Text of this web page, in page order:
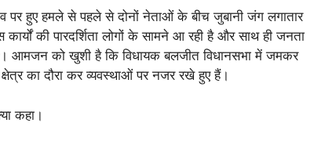
पर हुए हमले से पहले से दोनों नेताओं के बीच जुबानी जंग लगातार
की पारदर्शिता लोगों के सामने आ रही है और साथ ही जनता
आमजन को खुशी है कि विधायक बलजीत विधानसभा में जमकर
का दौरा कर व्यवस्थाओं पर नजर रखे हुए हैं।
कहा।